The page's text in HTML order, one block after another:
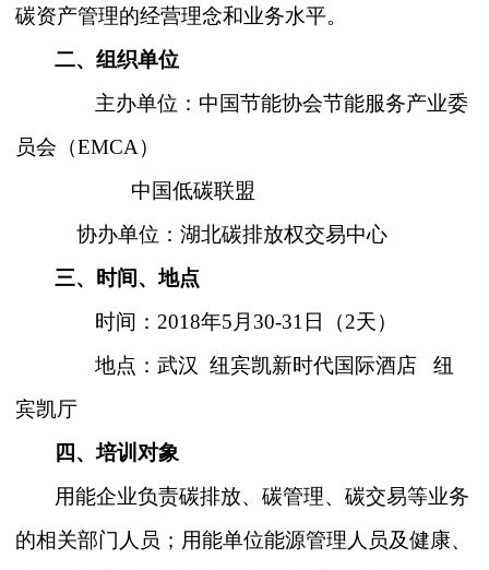
碳资产管理的经营理念和业务水平。
二、组织单位
主办单位：中国节能协会节能服务产业委
员会（EMCA）
中国低碳联盟
协办单位：湖北碳排放权交易中心
三、时间、地点
时间： 2018年5月30-31日（2天）
地点：武汉
纽宾凯新时代国际酒店
纽
宾凯厅
四、培训对象
用能企业负责碳排放、碳管理、碳交易等业务
的相关部门人员；用能单位能源管理人员及健康、